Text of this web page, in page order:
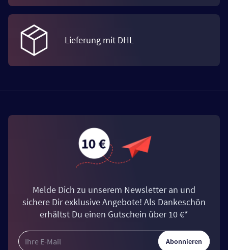
Lieferung mit DHL
Melde Dich zu unserem Newsletter an und
sichere Dir exklusive Angebote! Als Dankeschön
erhältst Du einen Gutschein über 10 €*
Abonnieren